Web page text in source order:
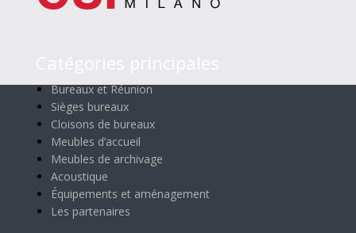
Bureaux et Réunion
Sièges bureaux
Cloisons de bureaux
Meubles d’accueil
Meubles de archivage
Acoustique
Équipements et aménagement
Les partenaires